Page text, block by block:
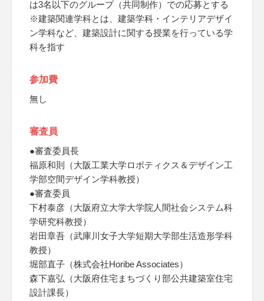
は3名以下のグループ（共同制作）での応募とする
※建築関連学科とは、建築学科・インテリアデザイ
ン学科など、建築設計に関する授業を行っている学
科を指す
参加費
無し
審査員
●審査委員長
福原和則（大阪工業大学ロボティクス＆デザイン工
学部空間デザイン学科教授）
●審査委員
下村泰彦（大阪府立大学大学院人間社会システム科
学研究科教授）
岩田章吾（武庫川女子大学短期大学部生活造形学科
教授）
堀部直子（株式会社Horibe Associates）
森下嘉弘（大阪府住宅まちづくり部公共建築室住宅
設計課長）